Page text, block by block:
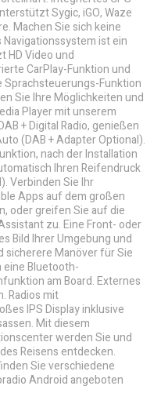
Sygic, iGO, Waze
Machen Sie sich keine
ist ein
HD Video und
CarPlay-Funktion und
Sprachsteuerungs-Funktion
Sie Ihre Möglichkeiten und
Player mit unserem
+ Digital Radio, genießen
(DAB + Adapter Optional).
nach der Installation
Ihren Reifendruck
Verbinden Sie Ihr
Apps auf dem großen
oder greifen Sie auf die
zu. Eine Front- oder
Bild Ihrer Umgebung und
sicherere Manöver für Sie
eine Bluetooth-
am Board. Externes
Radios mit
IPS Display inklusive
Mit diesem
werden Sie und
Reisens entdecken.
Sie verschiedene
Android angeboten